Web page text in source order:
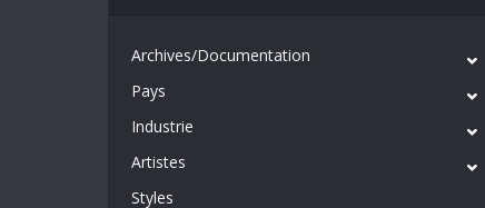
Archives/Documentation
Pays
Industrie
Artistes
Styles